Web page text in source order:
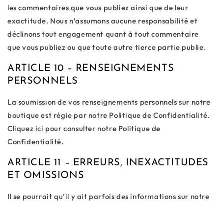
les commentaires que vous publiez ainsi que de leur
exactitude. Nous n’assumons aucune responsabilité et
déclinons tout engagement quant à tout commentaire
que vous publiez ou que toute autre tierce partie publie.
ARTICLE 10 – RENSEIGNEMENTS
PERSONNELS
La soumission de vos renseignements personnels sur notre
boutique est régie par notre Politique de Confidentialité.
Cliquez ici pour consulter notre Politique de
Confidentialité.
ARTICLE 11 – ERREURS, INEXACTITUDES
ET OMISSIONS
Il se pourrait qu’il y ait parfois des informations sur notre